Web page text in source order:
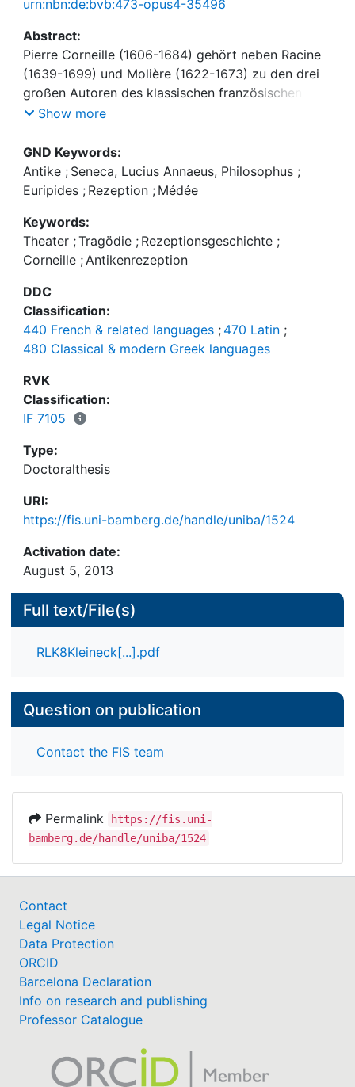
urn:nbn:de:bvb:473-opus4-35496
Abstract:
Pierre Corneille (1606-1684) gehört neben Racine
(1639-1699) und Molière (1622-1673) zu den drei
großen Autoren des klassischen französischen
Theaters. Seine erste Tragödie "Médée" wurde von
hatte seinen typischen Stil noch nicht entwickelt:
Das Drama oszilliert zwischen Komödie und
Tragödie, ist einerseits dem Handlungstheater des
Einheiten der "doctrine classique". Der französische
Dramatiker rezipiert in seinem Stück den
griechischen Tragiker Euripides (480-406 v. Chr.)
und den römischen Autor Seneca (1-65 n. Chr.).
Dieses Buch soll einen Beitrag zum besseren
Verständnis der französischen Klassik leisten: Zwar
spielt die direkte Rezeption der senecanischen
Tragödie eine wichtige Rolle für das klassische
französische Drama, doch Form und dramatische
Beschäftigung mit antiken Poetiken.
Show more
GND Keywords:
Antike ; Seneca, Lucius Annaeus, Philosophus ;
Euripides ; Rezeption ; Médée
Keywords:
Theater ;Tragödie ; Rezeptionsgeschichte ;
Corneille ; Antikenrezeption
DDC
Classification:
440 French & related languages ; 470 Latin ;
480 Classical & modern Greek languages
RVK
Classification:
IF 7105
Type:
Doctoralthesis
URI:
https://fis.uni-bamberg.de/handle/uniba/1524
Activation date:
August 5, 2013
Full text/File(s)
RLK8Kleineck[...].pdf
Question on publication
Contact the FIS team
Permalink
https://fis.uni-
bamberg.de/handle/uniba/1524
Contact
Legal Notice
Data Protection
ORCID
Barcelona Declaration
Info on research and publishing
Professor Catalogue